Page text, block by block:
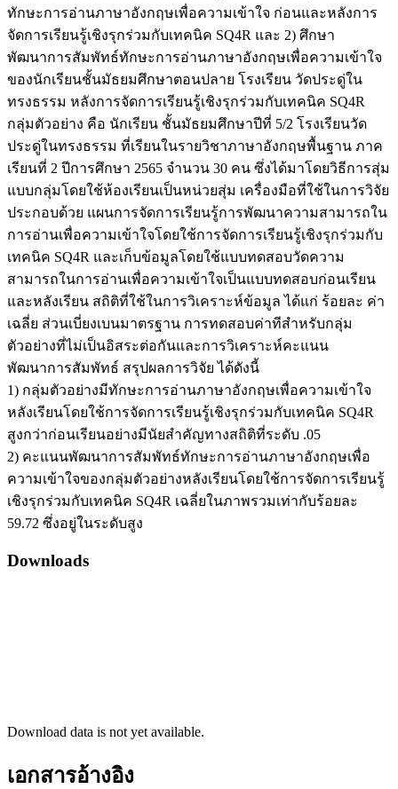
ทักษะการอ่านภาษาอังกฤษเพื่อความเข้าใจ ก่อนและหลังการ
จัดการเรียนรู้เชิงรุกร่วมกับเทคนิค SQ4R และ 2) ศึกษา
พัฒนาการสัมพัทธ์ทักษะการอ่านภาษาอังกฤษเพื่อความเข้าใจ
ของนักเรียนชั้นมัธยมศึกษาตอนปลาย โรงเรียน วัดประดู่ใน
ทรงธรรม หลังการจัดการเรียนรู้เชิงรุกร่วมกับเทคนิค SQ4R
กลุ่มตัวอย่าง คือ นักเรียน ชั้นมัธยมศึกษาปีที่ 5/2 โรงเรียนวัด
ประดู่ในทรงธรรม ที่เรียนในรายวิชาภาษาอังกฤษพื้นฐาน ภาค
เรียนที่ 2 ปีการศึกษา 2565 จำนวน 30 คน ซึ่งได้มาโดยวิธีการสุ่ม
แบบกลุ่มโดยใช้ห้องเรียนเป็นหน่วยสุ่ม เครื่องมือที่ใช้ในการวิจัย
ประกอบด้วย แผนการจัดการเรียนรู้การพัฒนาความสามารถใน
การอ่านเพื่อความเข้าใจโดยใช้การจัดการเรียนรู้เชิงรุกร่วมกับ
เทคนิค SQ4R และเก็บข้อมูลโดยใช้แบบทดสอบวัดความ
สามารถในการอ่านเพื่อความเข้าใจเป็นแบบทดสอบก่อนเรียน
และหลังเรียน สถิติที่ใช้ในการวิเคราะห์ข้อมูล ได้แก่ ร้อยละ ค่า
เฉลี่ย ส่วนเบี่ยงเบนมาตรฐาน การทดสอบค่าทีสำหรับกลุ่ม
ตัวอย่างที่ไม่เป็นอิสระต่อกันและการวิเคราะห์คะแนน
พัฒนาการสัมพัทธ์ สรุปผลการวิจัย ได้ดังนี้
1) กลุ่มตัวอย่างมีทักษะการอ่านภาษาอังกฤษเพื่อความเข้าใจ
หลังเรียนโดยใช้การจัดการเรียนรู้เชิงรุกร่วมกับเทคนิค SQ4R
สูงกว่าก่อนเรียนอย่างมีนัยสำคัญทางสถิติที่ระดับ .05
2) คะแนนพัฒนาการสัมพัทธ์ทักษะการอ่านภาษาอังกฤษเพื่อ
ความเข้าใจของกลุ่มตัวอย่างหลังเรียนโดยใช้การจัดการเรียนรู้
เชิงรุกร่วมกับเทคนิค SQ4R เฉลี่ยในภาพรวมเท่ากับร้อยละ
59.72 ซึ่งอยู่ในระดับสูง
Downloads
Download data is not yet available.
เอกสารอ้างอิง